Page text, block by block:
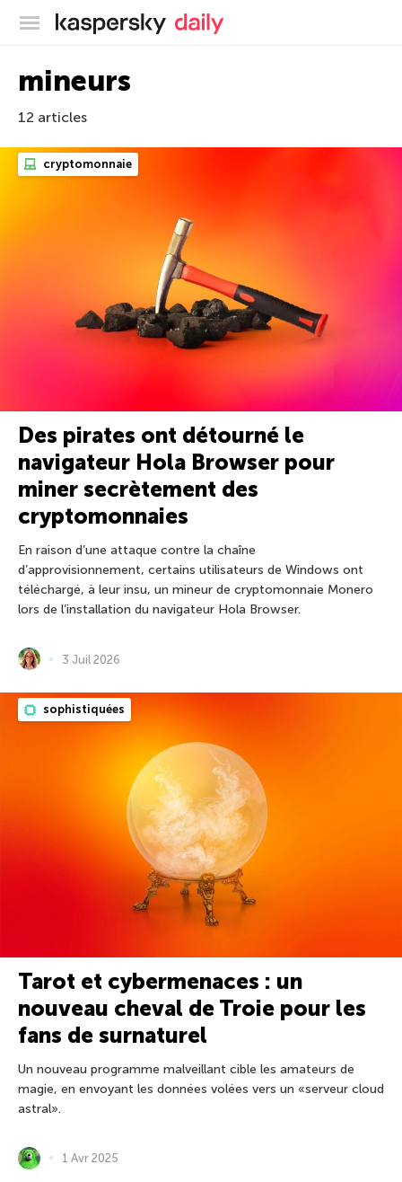
Blog officiel de Kaspersky
mineurs
12 articles
cryptomonnaie
Des pirates ont détourné le
navigateur Hola Browser pour
miner secrètement des
cryptomonnaies
En raison d’une attaque contre la chaîne
d’approvisionnement, certains utilisateurs de Windows ont
téléchargé, à leur insu, un mineur de cryptomonnaie Monero
lors de l’installation du navigateur Hola Browser.
3 Juil 2026
sophistiquées
Tarot et cybermenaces : un
nouveau cheval de Troie pour les
fans de surnaturel
Un nouveau programme malveillant cible les amateurs de
magie, en envoyant les données volées vers un «serveur cloud
astral».
1 Avr 2025